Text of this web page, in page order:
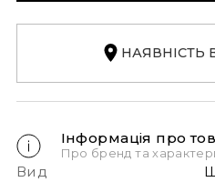
НАЯВНІСТЬ
Інформація про
Про бренд та
Вид